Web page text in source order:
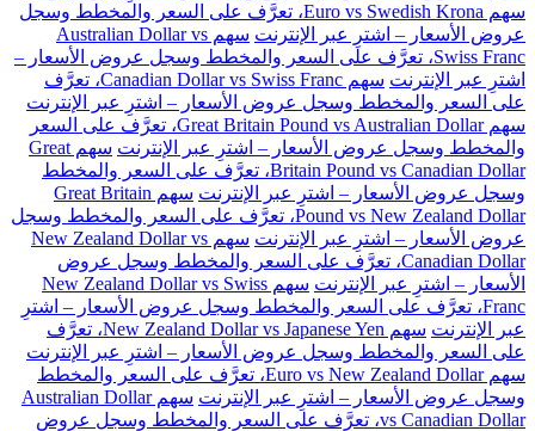
سهم Euro vs Swedish Krona، تعرَّف على السعر والمخطط وسجل
عروض الأسعار – اشترِ عبر الإنترنت
سهم Australian Dollar vs
Swiss Franc، تعرَّف على السعر والمخطط وسجل عروض الأسعار –
اشترِ عبر الإنترنت
سهم Canadian Dollar vs Swiss Franc، تعرَّف
على السعر والمخطط وسجل عروض الأسعار – اشترِ عبر الإنترنت
سهم Great Britain Pound vs Australian Dollar، تعرَّف على السعر
والمخطط وسجل عروض الأسعار – اشترِ عبر الإنترنت
سهم Great
Britain Pound vs Canadian Dollar، تعرَّف على السعر والمخطط
وسجل عروض الأسعار – اشترِ عبر الإنترنت
سهم Great Britain
Pound vs New Zealand Dollar، تعرَّف على السعر والمخطط وسجل
عروض الأسعار – اشترِ عبر الإنترنت
سهم New Zealand Dollar vs
Canadian Dollar، تعرَّف على السعر والمخطط وسجل عروض
الأسعار – اشترِ عبر الإنترنت
سهم New Zealand Dollar vs Swiss
Franc، تعرَّف على السعر والمخطط وسجل عروض الأسعار – اشترِ
عبر الإنترنت
سهم New Zealand Dollar vs Japanese Yen، تعرَّف
على السعر والمخطط وسجل عروض الأسعار – اشترِ عبر الإنترنت
سهم Euro vs New Zealand Dollar، تعرَّف على السعر والمخطط
وسجل عروض الأسعار – اشترِ عبر الإنترنت
سهم Australian Dollar
vs Canadian Dollar، تعرَّف على السعر والمخطط وسجل عروض